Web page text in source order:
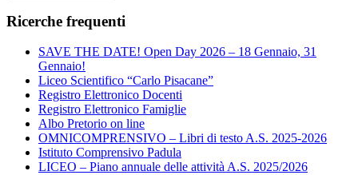
Ricerche frequenti
SAVE THE DATE! Open Day 2026 – 18 Gennaio, 31
Gennaio!
Liceo Scientifico “Carlo Pisacane”
Registro Elettronico Docenti
Registro Elettronico Famiglie
Albo Pretorio on line
OMNICOMPRENSIVO – Libri di testo A.S. 2025-2026
Istituto Comprensivo Padula
LICEO – Piano annuale delle attività A.S. 2025/2026